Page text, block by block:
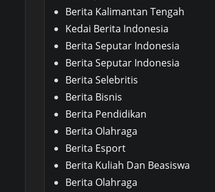
Berita Kalimantan Tengah
Kedai Berita Indonesia
Berita Seputar Indonesia
Berita Seputar Indonesia
Berita Selebritis
Berita Bisnis
Berita Pendidikan
Berita Olahraga
Berita Esport
Berita Kuliah Dan Beasiswa
Berita Olahraga